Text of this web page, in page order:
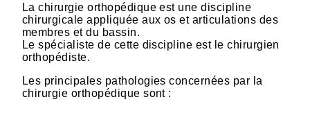
La chirurgie orthopédique est une discipline
chirurgicale appliquée aux os et articulations des
membres et du bassin.
Le spécialiste de cette discipline est le chirurgien
orthopédiste.
Les principales pathologies concernées par la
chirurgie orthopédique sont :